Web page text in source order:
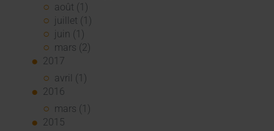
août (1)
juillet (1)
juin (1)
mars (2)
2017
avril (1)
2016
mars (1)
2015